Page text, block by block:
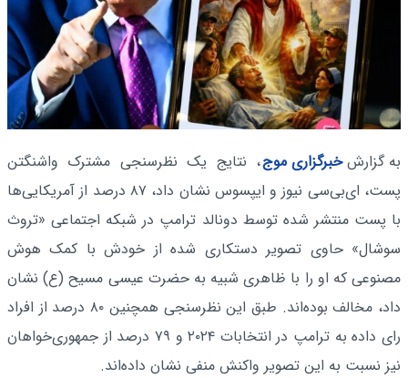
به گزارشخبرگزاری موج، نتایج یک نظرسنجی مشترک واشنگتن
پست، ای‌بی‌سی نیوز و ایپسوس نشان داد، ۸۷ درصد از آمریکایی‌ها
با پست منتشر شده توسط دونالد ترامپ در شبکه اجتماعی «تروث
سوشال» حاوی تصویر دستکاری شده از خودش با کمک هوش
مصنوعی که او را با ظاهری شبیه به حضرت عیسی مسیح (ع) نشان
داد، مخالف بوده‌اند. طبق این نظرسنجی همچنین ۸۰ درصد از افراد
رای داده به ترامپ در انتخابات ۲۰۲۴ و ۷۹ درصد از جمهوری‌خواهان
نیز نسبت به این تصویر واکنش منفی نشان داده‌اند.